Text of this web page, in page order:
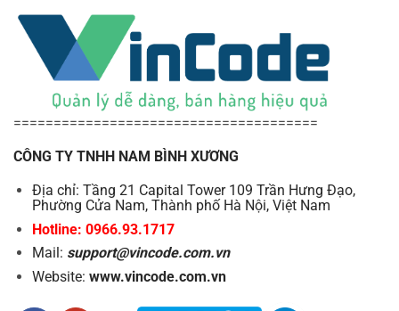
======================================
CÔNG TY TNHH NAM BÌNH XƯƠNG
Địa chỉ: Tầng 21 Capital Tower 109 Trần Hưng Đạo,
Phường Cửa Nam, Thành phố Hà Nội, Việt Nam
Hotline: 0966.93.1717
Mail: support@vincode.com.vn
Website: www.vincode.com.vn